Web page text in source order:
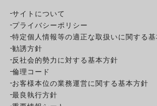
サイトについて
プライバシーポリシー
特定個人情報等の適正な取扱いに関する
勧誘方針
反社会的勢力に対する基本方針
倫理コード
お客様本位の業務運営に関する基本方針
最良執行方針